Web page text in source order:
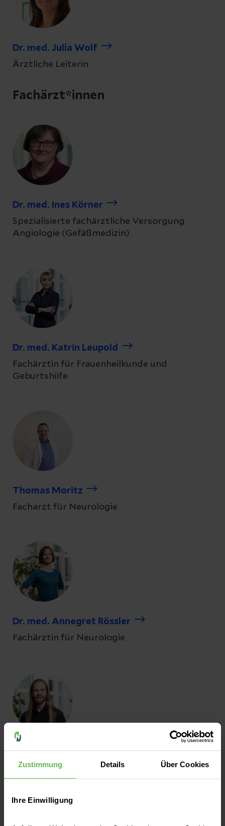
Zustimmung Details Über Cookies
Ihre Einwilligung
Dr. med. Julia Wolf
Ärztliche Leiterin
Fachärzt*innen
Dr. med. Ines Körner
Spezialisierte fachärztliche Versorgung
Angiologie (Gefäßmedizin)
Dr. med. Katrin Leupold
Fachärztin für Frauenheilkunde und
Geburtshilfe
Thomas Moritz
Facharzt für Neurologie
Dr. med. Annegret Rössler
Fachärztin für Neurologie
Dr. med. Thomas Schröder
Facharzt für Psychiatrie und Psychotherapie